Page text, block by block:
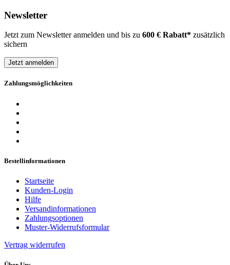
Newsletter
Jetzt zum Newsletter anmelden und bis zu 600 € Rabatt* zusätzlich
sichern
Jetzt anmelden
Zahlungsmöglichkeiten
Bestellinformationen
Startseite
Kunden-Login
Hilfe
Versandinformationen
Zahlungsoptionen
Muster-Widerrufsformular
Vertrag widerrufen